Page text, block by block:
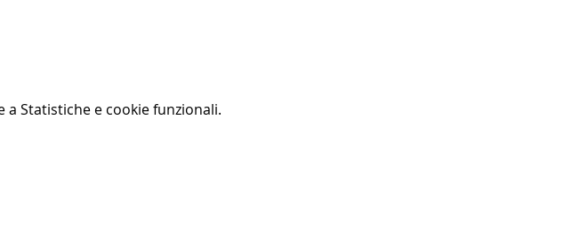
Statistiche e cookie funzionali.